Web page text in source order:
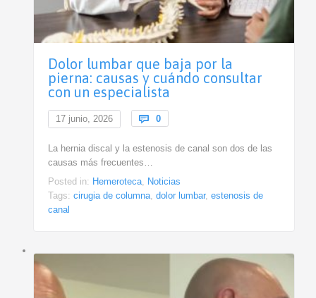
Dolor lumbar que baja por la
pierna: causas y cuándo consultar
con un especialista
17 junio, 2026  0Comments
La hernia discal y la estenosis de canal son dos de las
causas más frecuentes…
Posted in: Hemeroteca, Noticias
Tags: cirugia de columna, dolor lumbar, estenosis de
canal